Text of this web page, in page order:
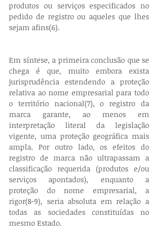
produtos ou serviços especificados no
pedido de registro ou aqueles que lhes
sejam afins(6).
Em síntese, a primeira conclusão que se
chega é que, muito embora exista
jurisprudência estendendo a proteção
relativa ao nome empresarial para todo
o território nacional(7), o registro da
marca garante, ao menos em
interpretação literal da legislação
vigente, uma proteção geográfica mais
ampla. Por outro lado, os efeitos do
registro de marca não ultrapassam a
classificação requerida (produtos e/ou
serviços apontados), enquanto a
proteção do nome empresarial, a
rigor(8-9), seria absoluta em relação a
todas as sociedades constituídas no
mesmo Estado.